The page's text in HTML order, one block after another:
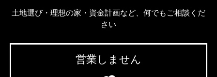
土地選び・理想の家・資金計画など、何でもご相談くだ
さい
営業しません